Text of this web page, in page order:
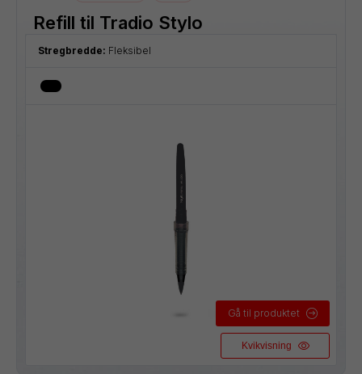
Refill til Tradio Stylo
Stregbredde: Fleksibel
Gå til produktet
Kvikvisning